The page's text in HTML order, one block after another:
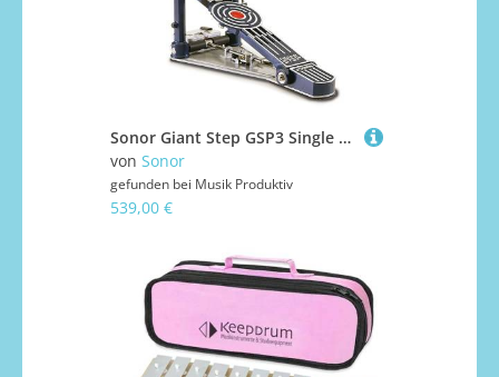
Sonor Giant Step GSP3 Single Bass Drum Pedal Fußmaschine
von Sonor
gefunden bei Musik Produktiv
539,00 €